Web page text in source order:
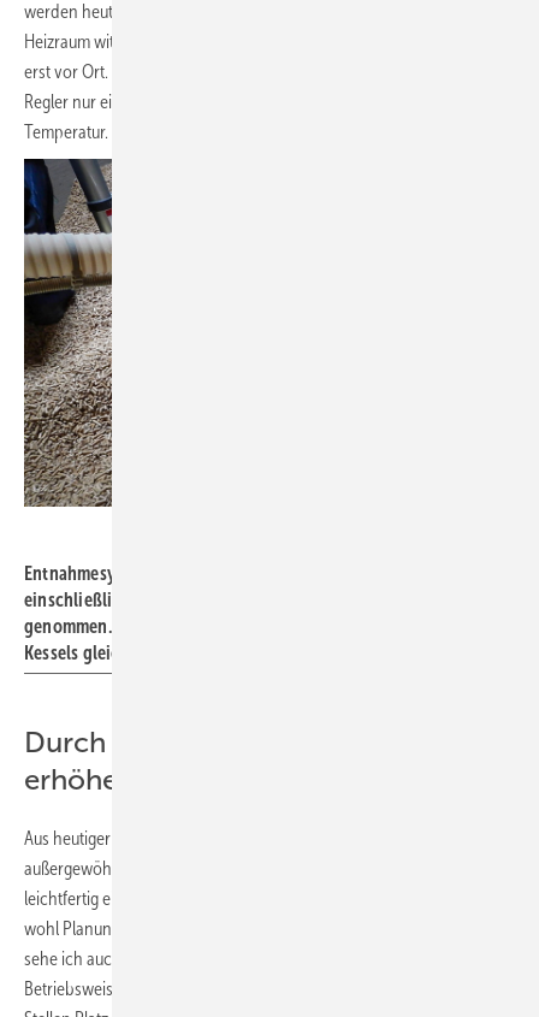
werden heute nur zwei der drei Heizkreise am Pufferspeicher im
Heizraum witterungsgeführt geregelt und der dritte, weiter entfernte,
erst vor Ort. Nun reicht die Leitungskapazität, denn es fließt bis zum
Regler nur ein geringer Volumenstrom, allerdings mit hoher
Temperatur.
Entnahmesystem „Maulwurf“, vom Team des Speicherherstellers
einschließlich Steuergerät geliefert, montiert und in Betrieb
genommen. Bei Brennstoffbedarf geht der elektrische Impuls des
Kessels gleichzeitig an Saugturbine und Entnahmesystem.
Durch externe Hilfe die Sicherheit
erhöhen
Aus heutiger Sicht ist die Ausführung der Heiztechnik
außergewöhnlich, aber nicht riskant. „Fahrlässig handelt, wer Risiken
leichtfertig eingeht. Das haben wir nicht getan“, meint Stein. „Es waren
wohl Planungsfehler, die vor meiner Zeit passiert sind. Aber aktuell
sehe ich auch die daraus erwachsenen Vorteile“. Die bivalente
Betriebsweise der Heizung hätte Kapital gebunden und an mehreren